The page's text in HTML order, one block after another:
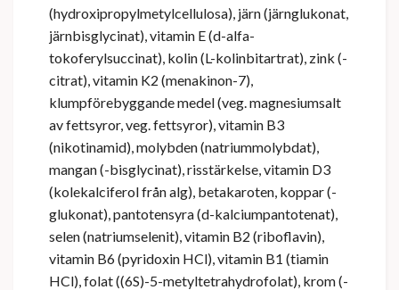
(hydroxipropylmetylcellulosa), järn (järnglukonat,
järnbisglycinat), vitamin E (d-alfa-
tokoferylsuccinat), kolin (L-kolinbitartrat), zink (-
citrat), vitamin K2 (menakinon-7),
klumpförebyggande medel (veg. magnesiumsalt
av fettsyror, veg. fettsyror), vitamin B3
(nikotinamid), molybden (natriummolybdat),
mangan (-bisglycinat), risstärkelse, vitamin D3
(kolekalciferol från alg), betakaroten, koppar (-
glukonat), pantotensyra (d-kalciumpantotenat),
selen (natriumselenit), vitamin B2 (riboflavin),
vitamin B6 (pyridoxin HCl), vitamin B1 (tiamin
HCl), folat ((6S)-5-metyltetrahydrofolat), krom (-